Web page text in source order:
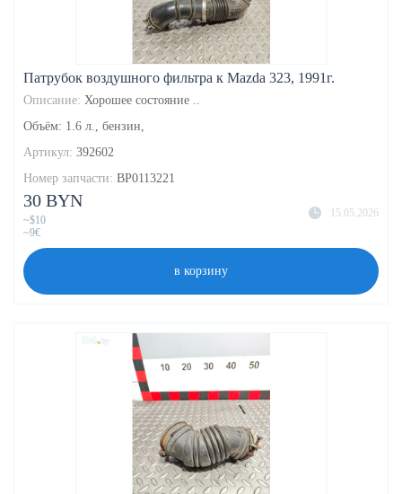
Патрубок воздушного фильтра к Mazda 323, 1991г.
Описание: Хорошее состояние ..
Объём: 1.6 л., бензин,
Артикул: 392602
Номер запчасти: BP0113221
15.05.2026
30 BYN
~$10
~9€
в корзину